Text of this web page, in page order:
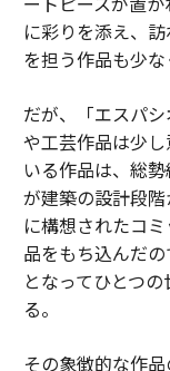
に彩りを添え、
を担う作品も少な
だが、「エスパ
や工芸作品は少
いる作品は、総
が建築の設計段
に構想されたコ
品をもち込んだ
となってひとつ
る。
その象徴的な作